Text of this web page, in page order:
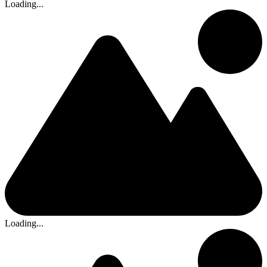
Loading...
Loading...